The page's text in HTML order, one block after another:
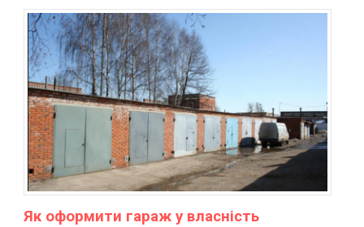
Як оформити гараж у власність